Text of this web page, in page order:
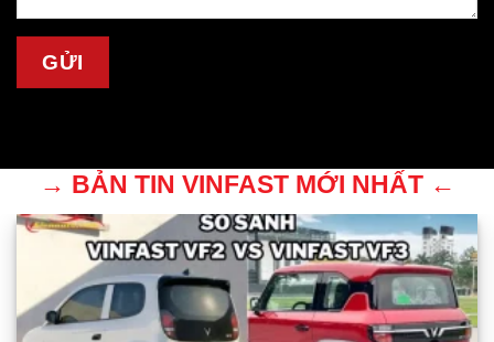
→ BẢN TIN VINFAST MỚI NHẤT ←